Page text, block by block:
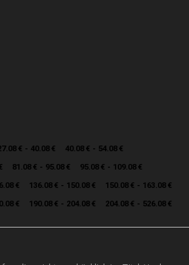
€ - 40.08 €
40.08 € - 54.08 €
81.08 € - 95.08 €
95.08 € - 109.08 €
€ 136.08 € - 150.08 €
150.08 € - 163.08 €
€ 190.08 € - 204.08 € 204.08 € - 526.08 €